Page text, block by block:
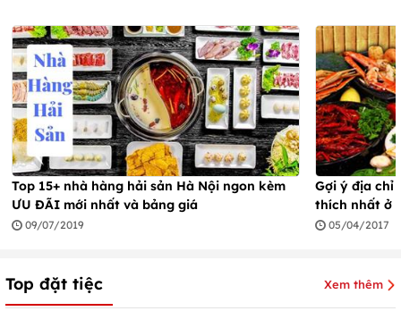
Top 15+ nhà hàng hải sản Hà Nội ngon kèm
ƯU ĐÃI mới nhất và bảng giá
09/07/2019
Gợi ý địa chỉ
thích nhất ở
05/04/2017
Top đặt tiệc Xem thêm